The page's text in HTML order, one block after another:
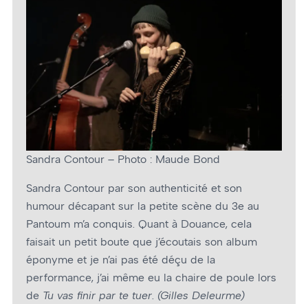
Sandra Contour – Photo : Maude Bond
Sandra Contour par son authenticité et son
humour décapant sur la petite scène du 3e au
Pantoum m’a conquis. Quant à Douance, cela
faisait un petit boute que j’écoutais son album
éponyme et je n’ai pas été déçu de la
performance, j’ai même eu la chaire de poule lors
de Tu vas finir par te tuer. (Gilles Deleurme)